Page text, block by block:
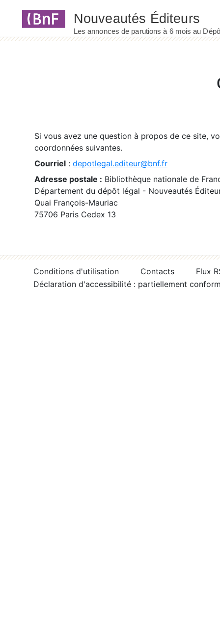
Si vous avez une question à propos de ce site,
coordonnées suivantes.
Courriel : depotlegal.editeur@bnf.fr
Adresse postale : Bibliothèque nationale de
Département du dépôt légal - Nouveautés
Quai François-Mauriac
75706 Paris Cedex 13
Conditions d'utilisation Contacts
Flux
Déclaration d'accessibilité : partiellement